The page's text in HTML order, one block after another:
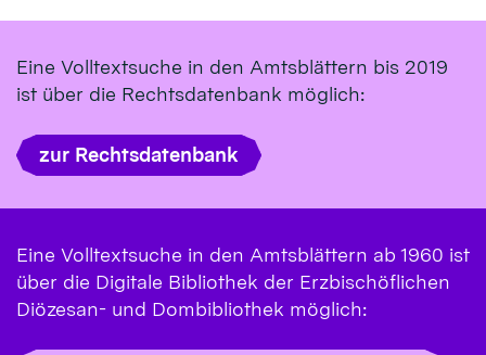
Eine Volltextsuche in den Amtsblättern bis 2019
ist über die Rechtsdatenbank möglich:
zur Rechtsdatenbank
Eine Volltextsuche in den Amtsblättern ab 1960 ist
über die Digitale Bibliothek der Erzbischöflichen
Diözesan- und Dombibliothek möglich: